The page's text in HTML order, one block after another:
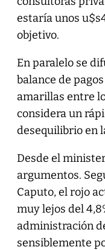
estaría unos
objetivo.
En paralelo se
balance de
amarillas entre
considera un
desequilibrio en
Desde el
argumentos.
Caputo, el rojo
muy lejos del
administración
sensiblemente